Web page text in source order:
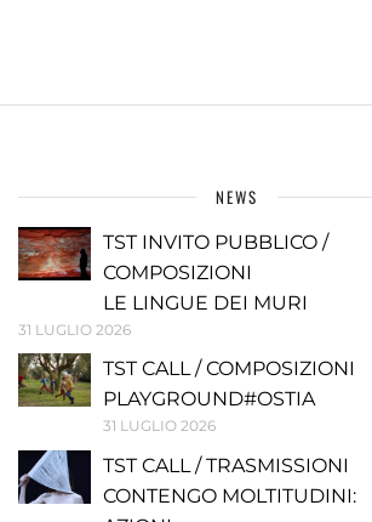
NEWS
TST INVITO PUBBLICO /
COMPOSIZIONI
LE LINGUE DEI MURI
31 LUGLIO 2026
TST CALL / COMPOSIZIONI
PLAYGROUND#OSTIA
31 LUGLIO 2026
TST CALL / TRASMISSIONI
CONTENGO MOLTITUDINI: